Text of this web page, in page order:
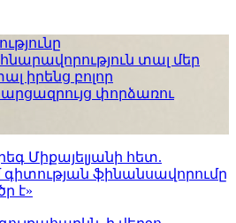
տալ մեր
իրենց բոլոր
փորձառու
Միքայելյանի հետ.
ֆինանսավորումը
է»